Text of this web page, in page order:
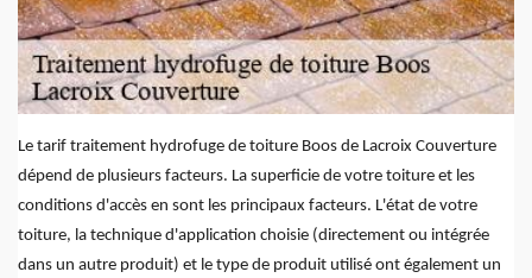
Le tarif traitement hydrofuge de toiture Boos de Lacroix Couverture
dépend de plusieurs facteurs. La superficie de votre toiture et les
conditions d'accès en sont les principaux facteurs. L'état de votre
toiture, la technique d'application choisie (directement ou intégrée
dans un autre produit) et le type de produit utilisé ont également un